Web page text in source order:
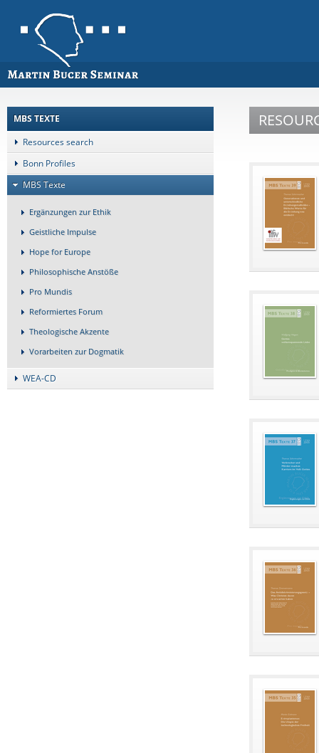
MBS TEXTE
Resources search
Bonn Profiles
MBS Texte
Ergänzungen zur Ethik
Geistliche Impulse
Hope for Europe
Philosophische Anstöße
Pro Mundis
Reformiertes Forum
Theologische Akzente
Vorarbeiten zur Dogmatik
WEA-CD